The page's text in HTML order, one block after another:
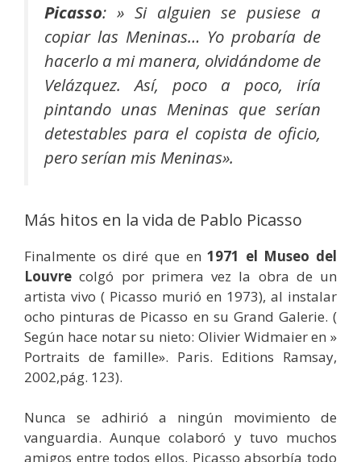
Picasso: » Si alguien se pusiese a
copiar las Meninas… Yo probaría de
hacerlo a mi manera, olvidándome de
Velázquez. Así, poco a poco, iría
pintando unas Meninas que serían
detestables para el copista de oficio,
pero serían mis Meninas».
Más hitos en la vida de Pablo Picasso
Finalmente os diré que en1971 el Museo del
Louvre colgó por primera vez la obra de un
artista vivo ( Picasso murió en 1973), al instalar
ocho pinturas de Picasso en su Grand Galerie. (
Según hace notar su nieto: Olivier Widmaier en »
Portraits de famille». Paris. Editions Ramsay,
2002,pág. 123).
Nunca se adhirió a ningún movimiento de
vanguardia. Aunque colaboró y tuvo muchos
amigos entre todos ellos. Picasso absorbía todo